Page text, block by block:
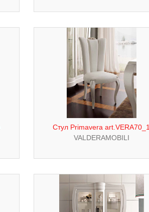
Стул Primavera art.VERA70_1
VALDERAMOBILI